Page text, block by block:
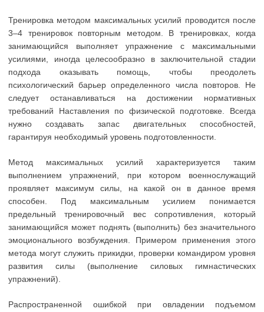
Тренировка методом максимальных усилий проводится после
3–4 тренировок повторным методом. В тренировках, когда
занимающийся выполняет упражнение с максимальными
усилиями, иногда целесообразно в заключительной стадии
подхода оказывать помощь, чтобы преодолеть
психологический барьер определенного числа повторов. Не
следует останавливаться на достижении нормативных
требований Наставления по физической подготовке. Всегда
нужно создавать запас двигательных способностей,
гарантируя необходимый уровень подготовленности.
Метод максимальных усилий характеризуется таким
выполнением упражнений, при котором военнослужащий
проявляет максимум силы, на какой он в данное время
способен. Под максимальным усилием понимается
предельный тренировочный вес сопротивления, который
занимающийся может поднять (выполнить) без значительного
эмоционального возбуждения. Примером применения этого
метода могут служить прикидки, проверки командиром уровня
развития силы (выполнение силовых гимнастических
упражнений).
Распространенной ошибкой при овладении подъемом